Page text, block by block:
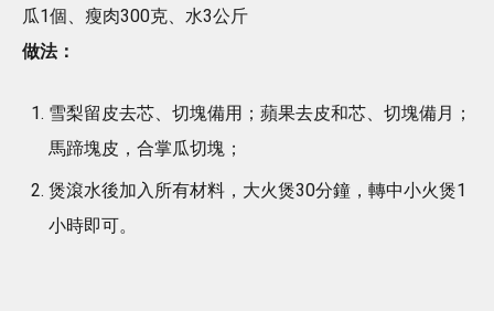
瓜1個、瘦肉300克、水3公斤
做法：
雪梨留皮去芯、切塊備用；蘋果去皮和芯、切塊備月；
馬蹄塊皮，合掌瓜切塊；
煲滾水後加入所有材料，大火煲30分鐘，轉中小火煲1
小時即可。